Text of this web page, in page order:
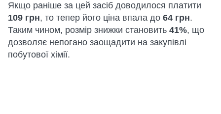
Якщо раніше за цей засіб доводилося платити
109 грн, то тепер його ціна впала до 64 грн.
Таким чином, розмір знижки становить 41%, що
дозволяє непогано заощадити на закупівлі
побутової хімії.